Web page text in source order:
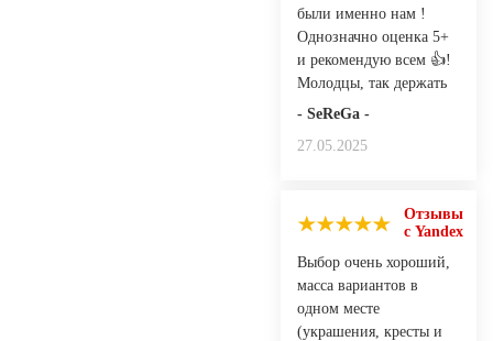
были именно нам !
Однозначно оценка 5+
и рекомендую всем 👍!
Молодцы, так держать
- SeReGa -
27.05.2025
Отзывы
с Yandex
Выбор очень хороший,
масса вариантов в
одном месте
(украшения, кресты и